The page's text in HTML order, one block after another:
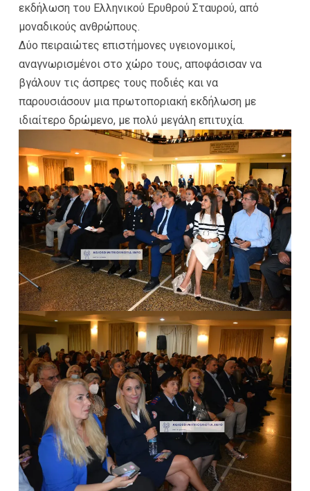
εκδήλωση του Ελληνικού Ερυθρού Σταυρού, από
μοναδικούς ανθρώπους.
Δύο πειραιώτες επιστήμονες υγειονομικοί,
αναγνωρισμένοι στο χώρο τους, αποφάσισαν να
βγάλουν τις άσπρες τους ποδιές και να
παρουσιάσουν μια πρωτοποριακή εκδήλωση με
ιδιαίτερο δρώμενο, με πολύ μεγάλη επιτυχία.